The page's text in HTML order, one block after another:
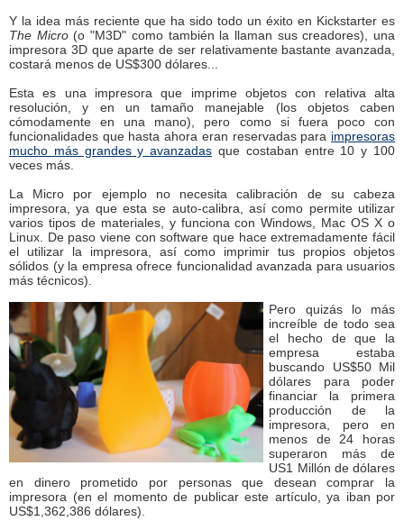
Y la idea más reciente que ha sido todo un éxito en Kickstarter es
The Micro(o "M3D" como también la llaman sus creadores), una
impresora 3D que aparte de ser relativamente bastante avanzada,
costará menos de US$300 dólares...
Esta es una impresora que imprime objetos con relativa alta
resolución, y en un tamaño manejable (los objetos caben
cómodamente en una mano), pero como si fuera poco con
funcionalidades que hasta ahora eran reservadas para impresoras
mucho más grandes y avanzadas que costaban entre 10 y 100
veces más.
La Micro por ejemplo no necesita calibración de su cabeza
impresora, ya que esta se auto-calibra, así como permite utilizar
varios tipos de materiales, y funciona con Windows, Mac OS X o
Linux. De paso viene con software que hace extremadamente fácil
el utilizar la impresora, así como imprimir tus propios objetos
sólidos (y la empresa ofrece funcionalidad avanzada para usuarios
más técnicos).
Pero quizás lo más
increíble de todo sea
el hecho de que la
empresa estaba
buscando US$50 Mil
dólares para poder
financiar la primera
producción de la
impresora, pero en
menos de 24 horas
superaron más de
US1 Millón de dólares
en dinero prometido por personas que desean comprar la
impresora (en el momento de publicar este artículo, ya iban por
US$1,362,386 dólares).